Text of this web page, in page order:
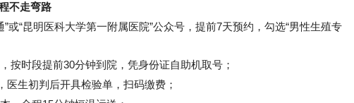
不走弯路
”或“昆明医科大学第一附属医院”公众号，提前7天预约，勾选“男性生殖专
按时段提前30分钟到院，凭身份证自助机取号；
医生初判后开具检验单，扫码缴费；